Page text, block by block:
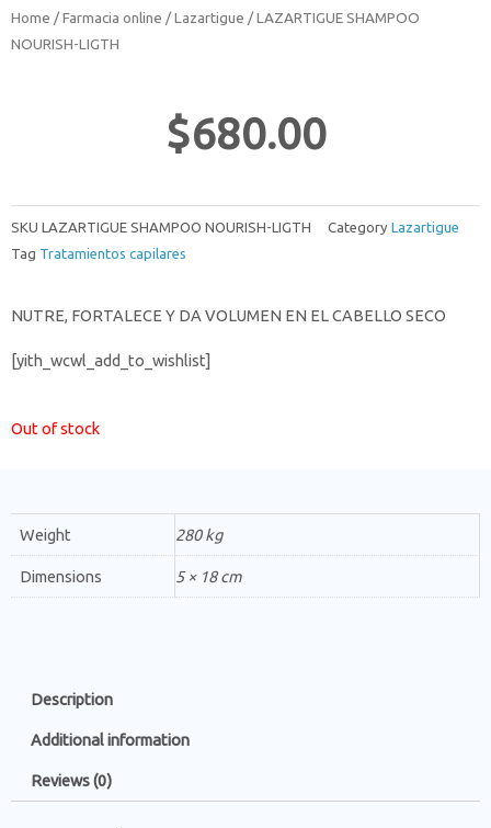
Home /Farmacia online /Lazartigue / LAZARTIGUE SHAMPOO
NOURISH-LIGTH
$680.00
SKU LAZARTIGUE SHAMPOO NOURISH-LIGTH Category Lazartigue
Tag Tratamientos capilares
NUTRE, FORTALECE Y DA VOLUMEN EN EL CABELLO SECO
[yith_wcwl_add_to_wishlist]
Out of stock
Weight 280 kg
Dimensions 5 × 18 cm
Description
Additional information
Reviews (0)